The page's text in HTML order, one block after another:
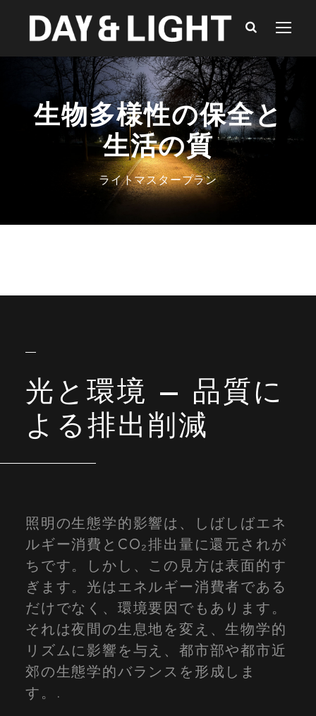
生物多様性の保全と
生活の質
ライトマスタープラン
光と環境 – 品質に
よる排出削減
照明の生態学的影響は、しばしばエネ
ルギー消費とCO₂排出量に還元されが
ちです。しかし、この見方は表面的す
ぎます。光はエネルギー消費者である
だけでなく、環境要因でもあります。
それは夜間の生息地を変え、生物学的
リズムに影響を与え、都市部や都市近
郊の生態学的バランスを形成しま
す。.